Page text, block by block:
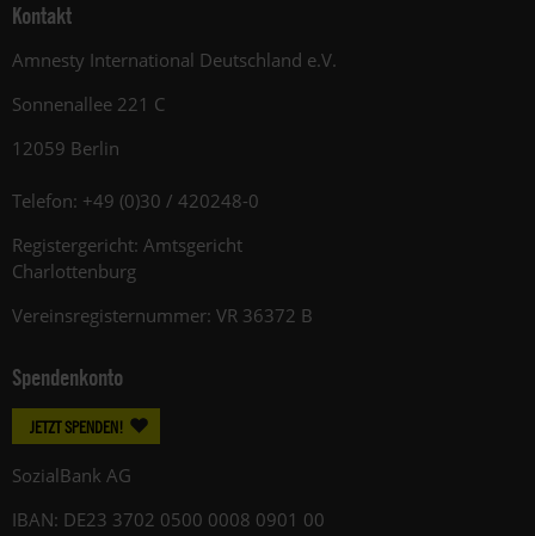
Kontakt
Amnesty International Deutschland e.V.
Sonnenallee 221 C
12059 Berlin
Telefon: +49 (0)30 / 420248-0
Registergericht: Amtsgericht
Charlottenburg
Vereinsregisternummer: VR 36372 B
Spendenkonto
JETZT SPENDEN!
SozialBank AG
IBAN: DE23 3702 0500 0008 0901 00